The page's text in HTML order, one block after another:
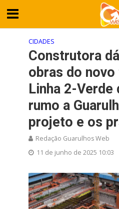
CIDADES
Construtora
obras do
Linha 2-
rumo a
projeto e os
Redação Guarulhos Web
11 de junho de 2025 10:03